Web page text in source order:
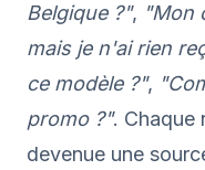
Belgique ?", "Mon
mais je n'ai rien
ce modèle ?",
promo ?". Chaque
devenue une